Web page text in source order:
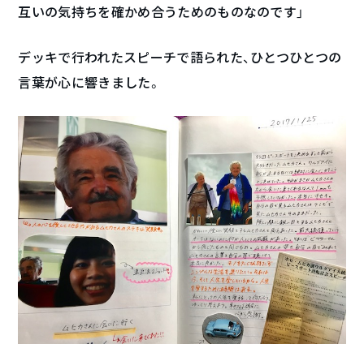
互いの気持ちを確かめ合うためのものなのです」
デッキで行われたスピーチで語られた、ひとつひとつの
言葉が心に響きました。